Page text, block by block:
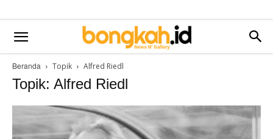
Beranda Topik Alfred Riedl
Topik: Alfred Riedl